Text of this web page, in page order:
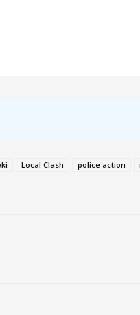
Local Clash police action